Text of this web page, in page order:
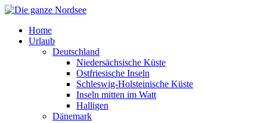
Home
Urlaub
Deutschland
Niedersächsische Küste
Ostfriesische Inseln
Schleswig-Holsteinische Küste
Inseln mitten im Watt
Halligen
Dänemark